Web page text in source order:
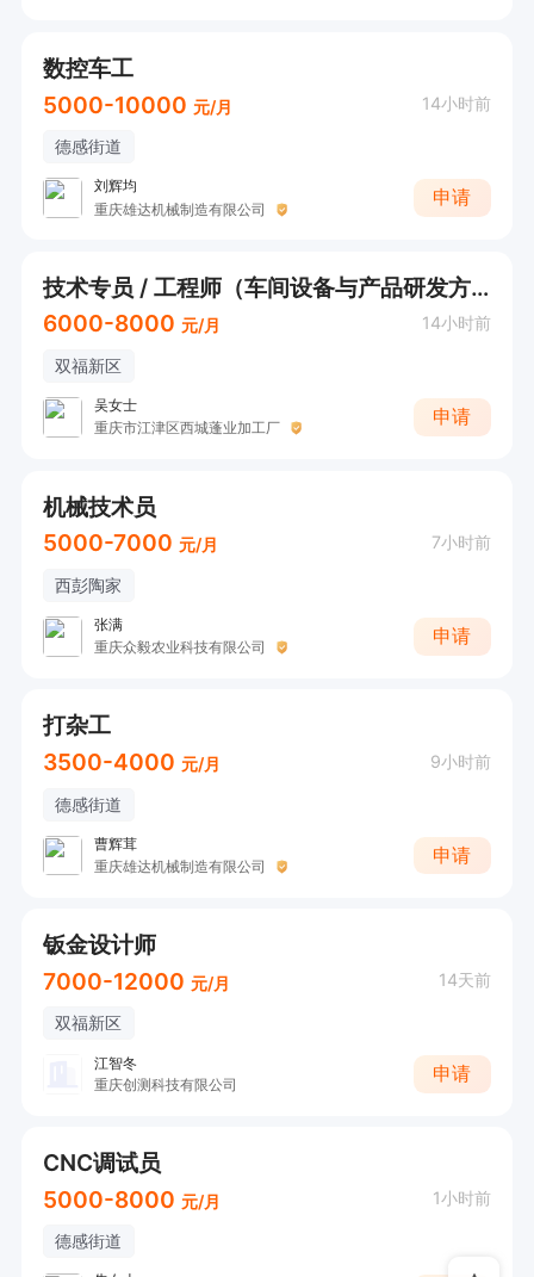
数控车工
5000-10000 元/月 14小时前
德感街道
刘辉均
重庆雄达机械制造有限公司
申请
技术专员 / 工程师（车间设备与产品研发方向）
6000-8000 元/月 14小时前
双福新区
吴女士
重庆市江津区西城蓬业加工厂
申请
机械技术员
5000-7000 元/月 7小时前
西彭陶家
张满
重庆众毅农业科技有限公司
申请
打杂工
3500-4000 元/月 9小时前
德感街道
曹辉茸
重庆雄达机械制造有限公司
申请
钣金设计师
7000-12000 元/月 14天前
双福新区
江智冬
重庆创测科技有限公司
申请
CNC调试员
5000-8000 元/月 1小时前
德感街道